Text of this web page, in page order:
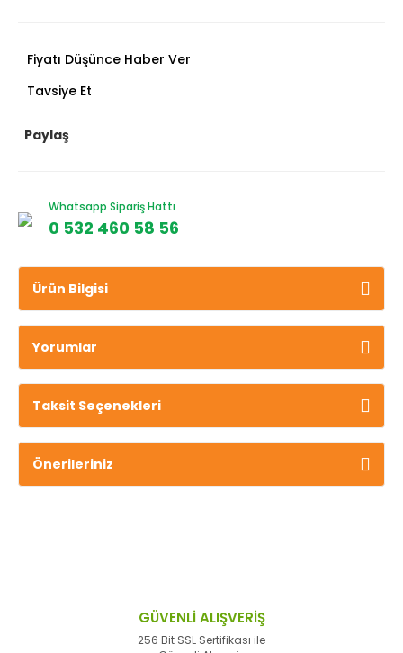
Fiyatı Düşünce Haber Ver
Tavsiye Et
Paylaş
Whatsapp Sipariş Hattı
0 532 460 58 56
Ürün Bilgisi
Yorumlar
Taksit Seçenekleri
Önerileriniz
GÜVENLİ ALIŞVERİŞ
256 Bit SSL Sertifikası ile